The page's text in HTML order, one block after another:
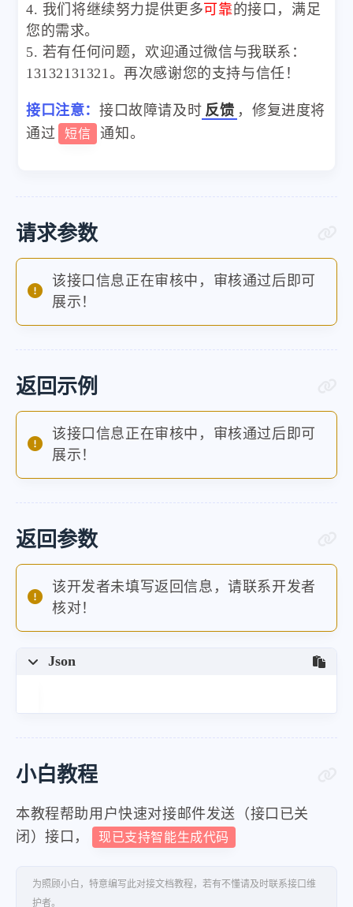
4. 我们将继续努力提供更多可靠的接口，满足
您的需求。
5. 若有任何问题，欢迎通过微信与我联系：
13132131321。再次感谢您的支持与信任！
接口注意： 接口故障请及时 反馈 ，修复进度将
通过
短信 通知。
请求参数
该接口信息正在审核中，审核通过后即可
展示！
返回示例
该接口信息正在审核中，审核通过后即可
展示！
返回参数
该开发者未填写返回信息，请联系开发者
核对！
Json
小白教程
本教程帮助用户快速对接邮件发送（接口已关
闭）接口，
现已支持智能生成代码
为照顾小白，特意编写此对接文档教程，若有不懂请及时联系接口维
护者。